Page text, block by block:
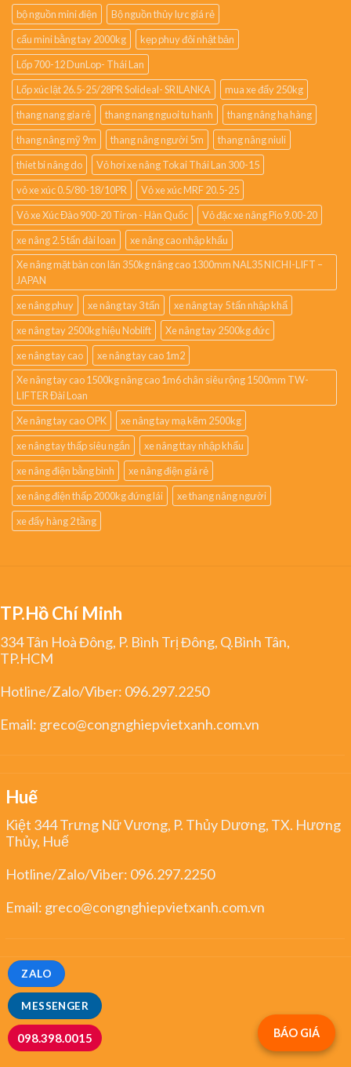
MESSENGER
ZALO
098.398.0015
bộ nguồn mini điện
Bộ nguồn thủy lực giá rẻ
cẩu mini bằng tay 2000kg
kẹp phuy đôi nhật bản
Lốp 700-12 DunLop- Thái Lan
Lốp xúc lật 26.5-25/28PR Solideal- SRILANKA
mua xe đẩy 250kg
thang nang gia rẻ
thang nang nguoi tu hanh
thang nâng hạ hàng
thang nâng mỹ 9m
thang nâng người 5m
thang nâng niuli
thiet bi nâng do
Vỏ hơi xe nâng Tokai Thái Lan 300-15
vỏ xe xúc 0.5/80-18/10PR
Vỏ xe xúc MRF 20.5-25
Vỏ xe Xúc Đào 900-20 Tiron - Hàn Quốc
Vỏ đặc xe nâng Pio 9.00-20
xe nâng 2.5 tấn đài loan
xe nâng cao nhập khẩu
Xe nâng mặt bàn con lăn 350kg nâng cao 1300mm NAL35 NICHI-LIFT –
JAPAN
xe nâng phuy
xe nâng tay 3 tấn
xe nâng tay 5 tấn nhập khẩ
xe nâng tay 2500kg hiệu Noblift
Xe nâng tay 2500kg đức
xe nâng tay cao
xe nâng tay cao 1m2
Xe nâng tay cao 1500kg nâng cao 1m6 chân siêu rộng 1500mm TW-
LIFTER Đài Loan
Xe nâng tay cao OPK
xe nâng tay mạ kẽm 2500kg
xe nâng tay thấp siêu ngắn
xe nâng ttay nhập khẩu
xe nâng điện bằng bình
xe nâng điện giá rẻ
xe nâng điện thấp 2000kg đứng lái
xe thang nâng người
xe đẩy hàng 2 tầng
TP.Hồ Chí Minh
334 Tân Hoà Đông, P. Bình Trị Đông, Q.Bình Tân,
TP.HCM
Hotline/Zalo/Viber: 096.297.2250
Email: greco@congnghiepvietxanh.com.vn
Huế
Kiệt 344 Trưng Nữ Vương, P. Thủy Dương, TX. Hương
Thủy, Huế
Hotline/Zalo/Viber: 096.297.2250
Email: greco@congnghiepvietxanh.com.vn
BÁO GIÁ